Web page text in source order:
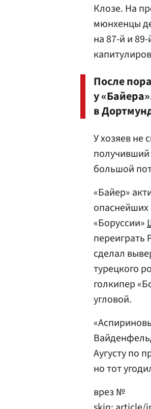
Клозе. На
мюнхенцы
на 87-й и
После
у
в
У хозяев не
получивший
большой
«Байер»
«Боруссии»
переиграть
сделал
турецкого
голкипер
угловой.
Аугусту по
но тот
врез №